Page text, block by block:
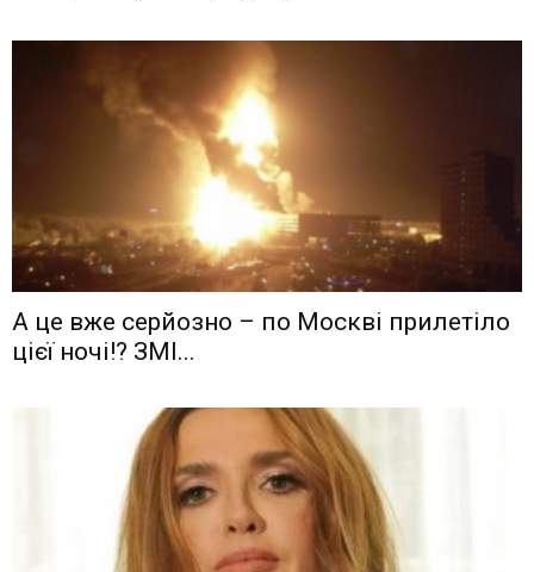
А це вже серйозно – по Москві прилетіло
цієї ночі!? ЗМІ...